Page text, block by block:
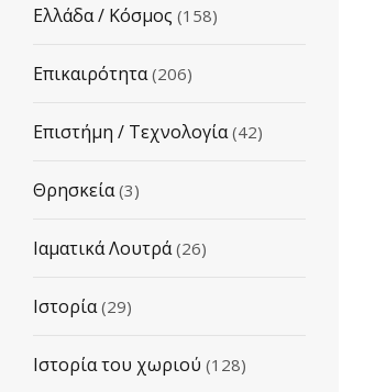
Ελλάδα / Κόσμος (158)
Επικαιρότητα(206)
Επιστήμη / Τεχνολογία(42)
Θρησκεία(3)
Ιαματικά Λουτρά(26)
Ιστορία(29)
Ιστορία του χωριού (128)